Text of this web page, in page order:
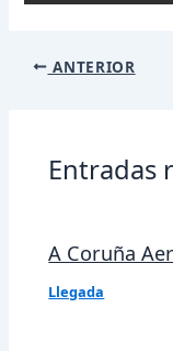
Navegación
ANTERIOR
Entradas
A Coruña
Llegada